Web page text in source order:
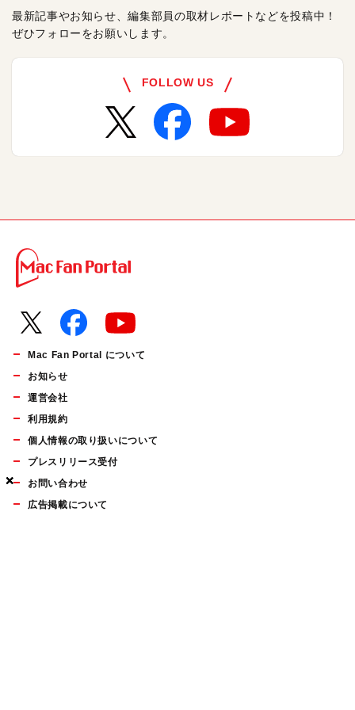
×
×
×
最新記事やお知らせ、編集部員の取材レポートなどを投稿中！
ぜひフォローをお願いします。
FOLLOW US
Mac Fan Portal について
お知らせ
運営会社
利用規約
個人情報の取り扱いについて
プレスリリース受付
お問い合わせ
広告掲載について